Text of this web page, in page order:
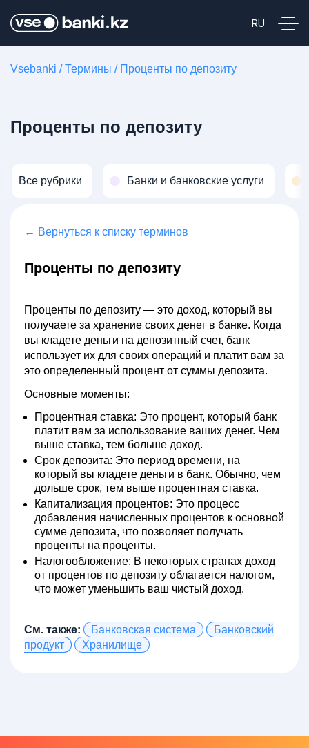
Vsebanki /Термины / Проценты по депозиту
Проценты по депозиту
Все рубрики Банки и банковские услуги
← Вернуться к списку терминов
Проценты по депозиту
Проценты по депозиту — это доход, который вы
получаете за хранение своих денег в банке. Когда
вы кладете деньги на депозитный счет, банк
использует их для своих операций и платит вам за
это определенный процент от суммы депозита.
Основные моменты:
Процентная ставка: Это процент, который банк
платит вам за использование ваших денег. Чем
выше ставка, тем больше доход.
Срок депозита: Это период времени, на
который вы кладете деньги в банк. Обычно, чем
дольше срок, тем выше процентная ставка.
Капитализация процентов: Это процесс
добавления начисленных процентов к основной
сумме депозита, что позволяет получать
проценты на проценты.
Налогообложение: В некоторых странах доход
от процентов по депозиту облагается налогом,
что может уменьшить ваш чистый доход.
См. также: Банковская система
Банковский
продукт
Хранилище